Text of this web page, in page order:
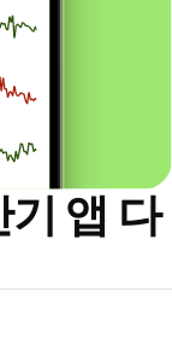
앱 다